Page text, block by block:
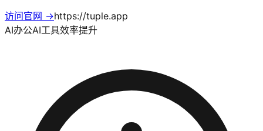
访问官网 →https://tuple.app
AI办公AI工具效率提升